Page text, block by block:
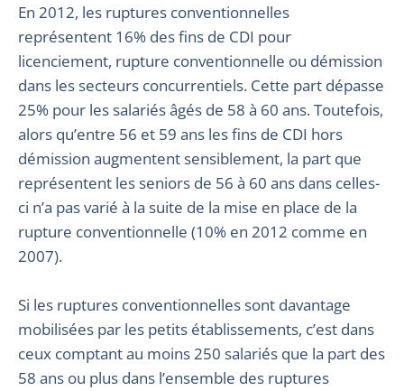
En 2012, les ruptures conventionnelles
représentent 16% des fins de CDI pour
licenciement, rupture conventionnelle ou démission
dans les secteurs concurrentiels. Cette part dépasse
25% pour les salariés âgés de 58 à 60 ans. Toutefois,
alors qu’entre 56 et 59 ans les fins de CDI hors
démission augmentent sensiblement, la part que
représentent les seniors de 56 à 60 ans dans celles-
ci n’a pas varié à la suite de la mise en place de la
rupture conventionnelle (10% en 2012 comme en
2007).
Si les ruptures conventionnelles sont davantage
mobilisées par les petits établissements, c’est dans
ceux comptant au moins 250 salariés que la part des
58 ans ou plus dans l’ensemble des ruptures